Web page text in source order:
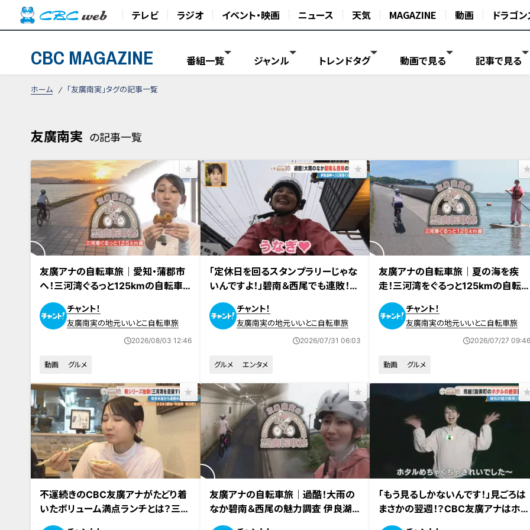
テレビ ラジオ イベント・映画 ニュース 天気 MAGAZINE 動画 ドラゴン
CBC MAGAZINE 番組一覧 ジャンル トレンドタグ 動画で見る 記事で見る
ホーム 「友廣南実」タグの記事一覧
友廣南実 の記事一覧
友廣アナの自転車旅｜愛知・蒲郡市
へ！三河湾ぐるっと125kmの自転車
旅！【チャント！特集】
チャント！
友廣南実の地元いいとこ自転車旅
2026/08/03 12:46
動画 グルメ
「定休日を回るスタンプラリーじゃな
いんですよ！」碧南＆西尾でも連敗！？
CBC友廣アナはおすすめグルメにた
どり着けるのか！
チャント！
友廣南実の地元いいとこ自転車旅
2026/07/31 06:03
グルメ エンタメ
友廣アナの自転車旅｜夏の海を疾
走！三河湾をぐるっと125kmの自転
車旅！【チャント！特集】
チャント！
友廣南実の地元いいとこ自転車旅
2026/07/27 09:46
動画 グルメ
不運続きのCBC友廣アナがたどり着
いたボリューム満点ランチとは？三河
湾をぐるっと約125kmの自転車旅ス
友廣アナの自転車旅｜過酷！大雨の
なか碧南＆西尾の魅力調査 伊良湖
岬へ三河湾ぐるっと125km！【チャン
「もう見るしかないんです！」見ごろは
まさかの翌週！？CBC友廣アナはホタ
ルの絶景にたどり着けるのか